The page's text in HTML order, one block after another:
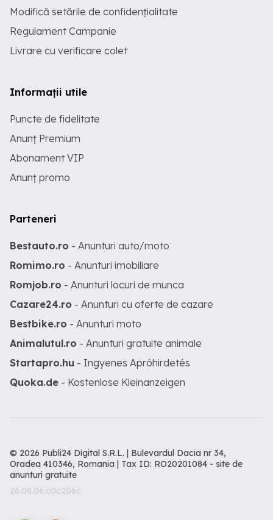
Modifică setările de confidențialitate
Regulament Campanie
Livrare cu verificare colet
Informații utile
Puncte de fidelitate
Anunț Premium
Abonament VIP
Anunț promo
Parteneri
Bestauto.ro - Anunturi auto/moto
Romimo.ro - Anunturi imobiliare
Romjob.ro - Anunturi locuri de munca
Cazare24.ro - Anunturi cu oferte de cazare
Bestbike.ro - Anunturi moto
Animalutul.ro - Anunturi gratuite animale
Startapro.hu - Ingyenes Apróhirdetés
Quoka.de - Kostenlose Kleinanzeigen
© 2026 Publi24 Digital S.R.L. | Bulevardul Dacia nr 34,
Oradea 410346, Romania | Tax ID: RO20201084 - site de
anunturi gratuite
26.08.06.c0c206c